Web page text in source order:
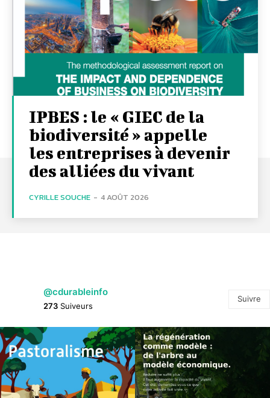
IPBES : le « GIEC de la
biodiversité » appelle
les entreprises à devenir
des alliées du vivant
CYRILLE SOUCHE - 4 AOÛT 2026
@cdurableinfo
273 Suiveurs
Suivre